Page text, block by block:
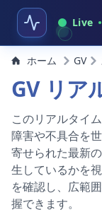
Live
ホーム GV
GV リア
このリアルタイ
障害や不具合を
寄せられた最新
生しているかを
を確認し、広範
握できます。